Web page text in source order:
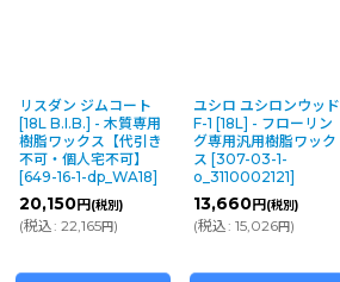
リスダン ジムコート
[18L B.I.B.] - 木質専用
樹脂ワックス【代引き
不可・個人宅不可】
[649-16-1-dp_WA18]
20,150円 (税別)
(税込: 22,165円)
ユシロ ユシロンウッド
F-1 [18L] - フローリン
グ専用汎用樹脂ワック
ス [307-03-1-
o_3110002121]
13,660円 (税別)
(税込: 15,026円)